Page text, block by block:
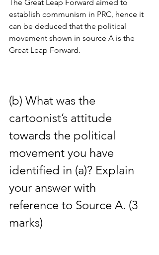
The Great Leap Forward aimed to
establish communism in PRC, hence it
can be deduced that the political
movement shown in source A is the
Great Leap Forward.
(b) What was the
cartoonist’s attitude
towards the political
movement you have
identified in (a)? Explain
your answer with
reference to Source A. (3
marks)